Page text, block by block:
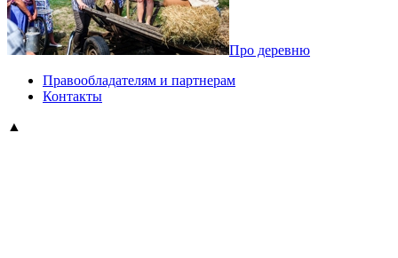
Про деревню
Правообладателям и партнерам
Контакты
▲